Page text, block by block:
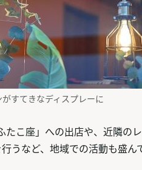
すてきなディスプレーに
こ座」への出店や、近隣の
うなど、地域での活動も盛ん